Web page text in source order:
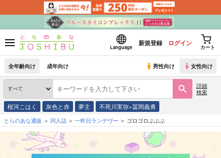
Language
新規登録 ログイン
カート
全年齢向け 成年向け 男性向け 女性向け
詳細
検索
桜河こはく 灰色と赤 夢主 不死川実弥×冨岡義勇
とらのあな通販 同人誌 一昨日ランデヴー ゴロゴロぶぶぶ